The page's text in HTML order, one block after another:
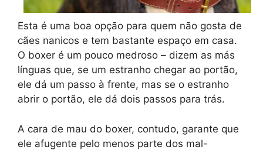
Esta é uma boa opção para quem não gosta de
cães nanicos e tem bastante espaço em casa.
O boxer é um pouco medroso – dizem as más
línguas que, se um estranho chegar ao portão,
ele dá um passo à frente, mas se o estranho
abrir o portão, ele dá dois passos para trás.
A cara de mau do boxer, contudo, garante que
ele afugente pelo menos parte dos mal-